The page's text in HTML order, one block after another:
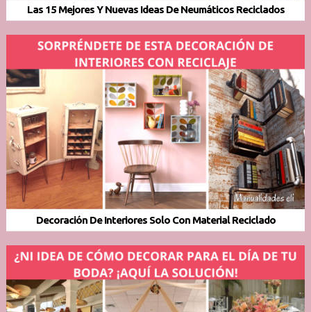
Las 15 Mejores Y Nuevas Ideas De Neumáticos Reciclados
Decoración De Interiores Solo Con Material Reciclado